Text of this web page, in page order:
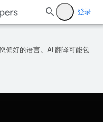
登录
偏好的语言。AI 翻译可能包